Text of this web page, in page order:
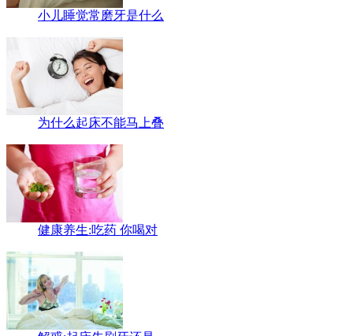
小儿睡觉常磨牙是什么
为什么起床不能马上叠
健康养生:吃药 你喝对